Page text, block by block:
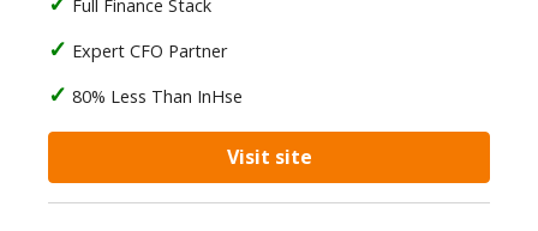
Full Finance Stack
Expert CFO Partner
80% Less Than InHse
Visit site